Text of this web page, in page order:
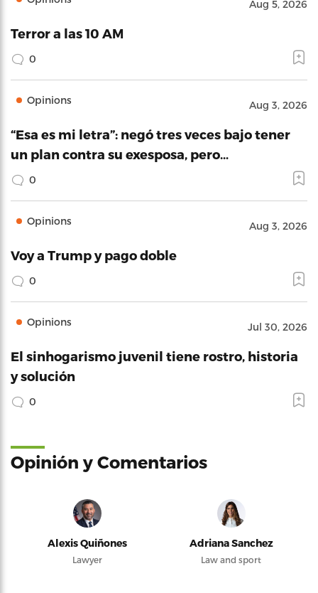
Aug 5, 2026
Terror a las 10 AM
0
Opinions Aug 3, 2026
“Esa es mi letra”: negó tres veces bajo tener
un plan contra su exesposa, pero…
0
Opinions Aug 3, 2026
Voy a Trump y pago doble
0
Opinions Jul 30, 2026
El sinhogarismo juvenil tiene rostro, historia
y solución
0
Opinión y Comentarios
Alexis Quiñones
Lawyer
Adriana Sanchez
Law and sport